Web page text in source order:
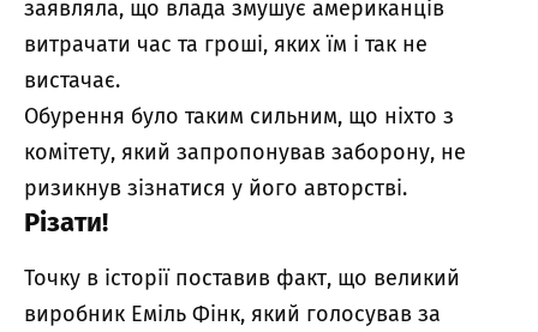
заявляла, що влада змушує американців
витрачати час та гроші, яких їм і так не
вистачає.
Обурення було таким сильним, що ніхто з
комітету, який запропонував заборону, не
ризикнув зізнатися у його авторстві.
Різати!
Точку в історії поставив факт, що великий
виробник Еміль Фінк, який голосував за